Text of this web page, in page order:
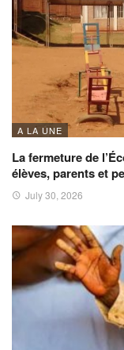
A LA UNE
La fermeture de
élèves, parents et
July 30, 2026